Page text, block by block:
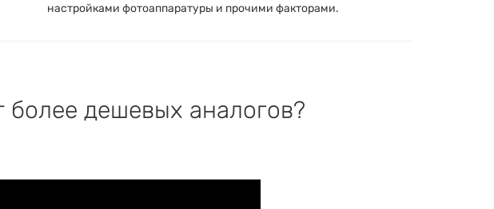
настройками фотоаппаратуры и прочими факторами.
дешевых аналогов?